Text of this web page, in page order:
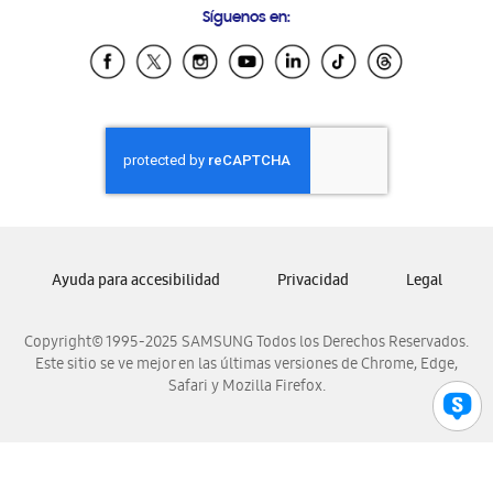
Samsung Ecuador
Samsung El Salvador
Samsung Honduras
Samsung Nicaragua
Samsung Panamá
Samsung Venezuela
Síguenos en:
Copyright© 1995-2025 SAMSUNG Todos los Derechos Reservados.
Este sitio se ve mejor en las últimas versiones de Chrome, Edge,
Safari y Mozilla Firefox.
Ayuda para accesibilidad Privacidad Legal